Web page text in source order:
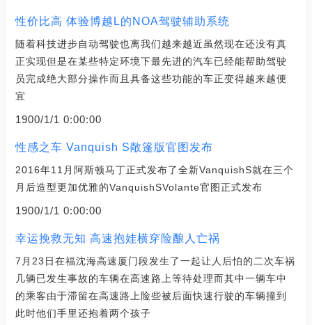
性价比高 体验博越L的NOA驾驶辅助系统
随着科技进步自动驾驶也离我们越来越近虽然现在还没有真
正实现但是在某些特定环境下最先进的汽车已经能帮助驾驶
员完成绝大部分操作而且具备这些功能的车正变得越来越便
宜
1900/1/1 0:00:00
性感之车 Vanquish S敞篷版官图发布
2016年11月阿斯顿马丁正式发布了全新VanquishS就在三个
月后造型更加优雅的VanquishSVolante官图正式发布
1900/1/1 0:00:00
幸运挽救无知 高速抱娃横穿险酿人亡祸
7月23日在福沈海高速厦门段发生了一起让人后怕的二次车祸
几辆已发生事故的车辆在高速路上等待处理而其中一辆车中
的乘客由于滞留在高速路上险些被后面快速行驶的车辆撞到
此时他们手里还抱着两个孩子